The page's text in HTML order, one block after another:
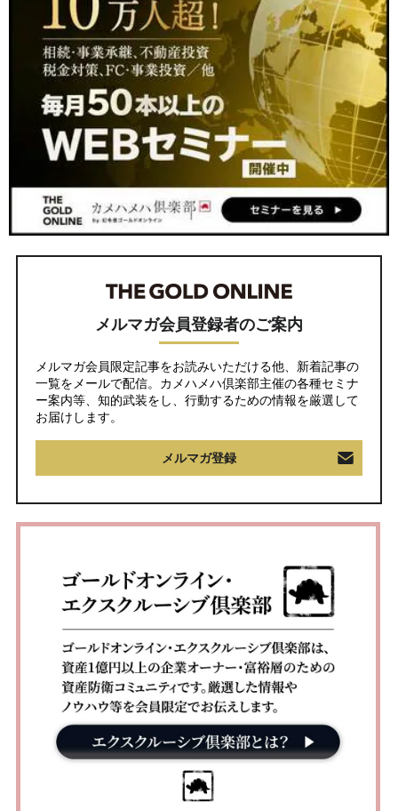
メルマガ会員登録者のご案内
メルマガ会員限定記事をお読みいただける他、新着記事の
一覧をメールで配信。カメハメハ倶楽部主催の各種セミナ
ー案内等、知的武装をし、行動するための情報を厳選して
お届けします。
メルマガ登録